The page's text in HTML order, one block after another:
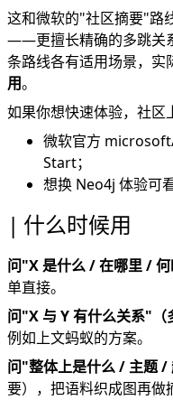
这和微软的"社区摘要"路
——更擅长精确的多跳关
条路线各有适用场景，实
用。
如果你想快速体验，社区
微软官方
Start；
想换 Neo4j 体验可
什么时候用
问"X 是什么 / 在哪里 /
单直接。
问"X 与 Y 有什么关系"（
例如上文蚂蚁的方案。
问"整体上是什么 / 主题 /
要），把语料织成图再做